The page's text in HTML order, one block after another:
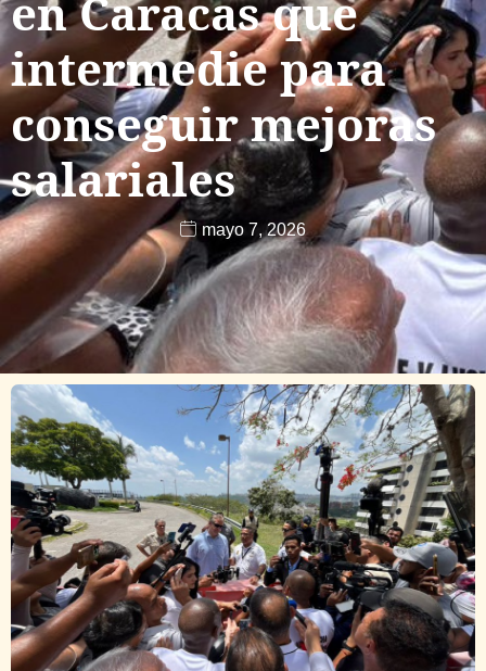
intermedie para
conseguir mejoras
salariales
mayo 7, 2026